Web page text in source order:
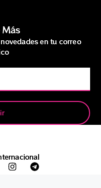
Más
en tu correo